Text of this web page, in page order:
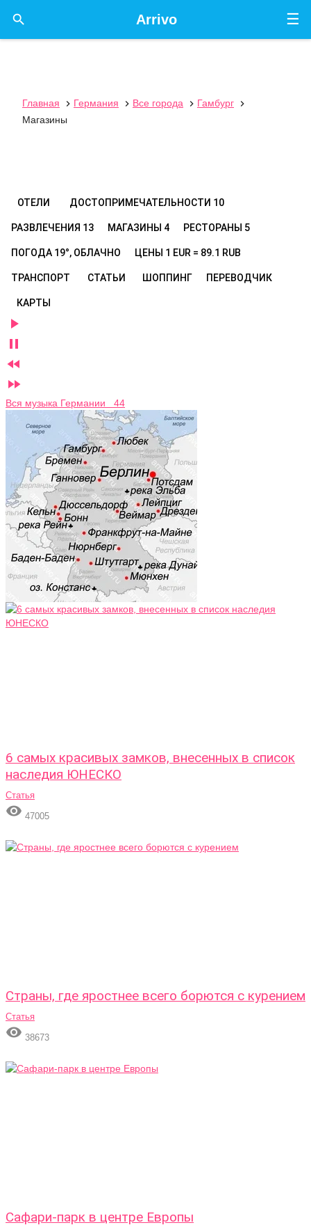
☰
Arrivo

Главная  Германия  Все города  Гамбург

Магазины
ОТЕЛИ ДОСТОПРИМЕЧАТЕЛЬНОСТИ 10
РАЗВЛЕЧЕНИЯ 13 МАГАЗИНЫ 4 РЕСТОРАНЫ 5
ПОГОДА 19°, ОБЛАЧНО ЦЕНЫ 1 EUR = 89.1 RUB
ТРАНСПОРТ СТАТЬИ ШОППИНГ ПЕРЕВОДЧИК
КАРТЫ




Вся музыка Германии 44
6 самых красивых замков, внесенных в список
наследия ЮНЕСКО
Статья
 47005
Страны, где яростнее всего борются с курением
Статья
 38673
Сафари-парк в центре Европы